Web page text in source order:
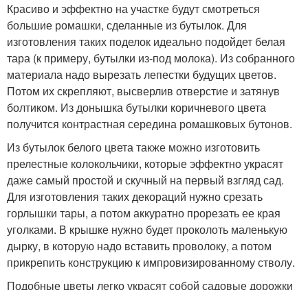
Красиво и эффектно на участке будут смотреться
большие ромашки, сделанные из бутылок. Для
изготовления таких поделок идеально подойдет белая
тара (к примеру, бутылки из-под молока). Из собранного
материала надо вырезать лепестки будущих цветов.
Потом их скрепляют, высверлив отверстие и затянув
болтиком. Из донышка бутылки коричневого цвета
получится контрастная середина ромашковых бутонов.
Из бутылок белого цвета также можно изготовить
прелестные колокольчики, которые эффектно украсят
даже самый простой и скучный на первый взгляд сад.
Для изготовления таких декораций нужно срезать
горлышки тары, а потом аккуратно прорезать ее края
уголками. В крышке нужно будет проколоть маленькую
дырку, в которую надо вставить проволоку, а потом
прикрепить конструкцию к импровизированному стволу.
Подобные цветы легко украсят собой садовые дорожки